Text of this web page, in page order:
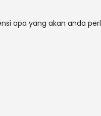
apa yang akan anda